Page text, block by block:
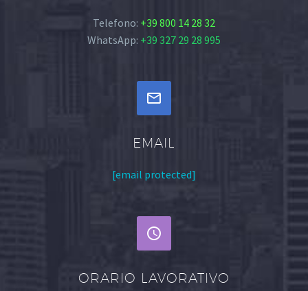
Telefono: +39 800 14 28 32
WhatsApp: +39 327 29 28 995


EMAIL
[email protected]


ORARIO LAVORATIVO